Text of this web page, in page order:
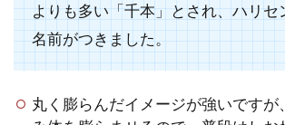
シュレーゲルアオ
に適した環境や道
シュレーゲルアオガエル
よりも多い「千本」とされ、ハリセ
名前がつきました。
丸く膨らんだイメージが強いですが